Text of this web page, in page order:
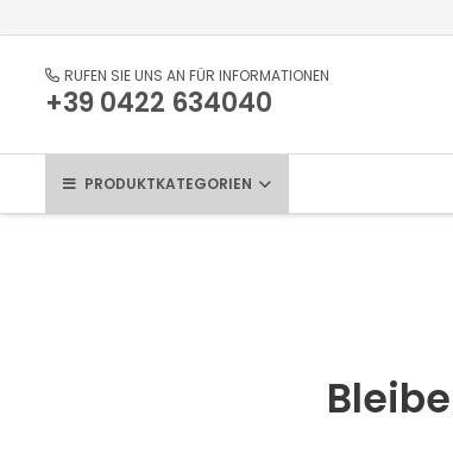
RUFEN SIE UNS AN FÜR INFORMATIONEN
+39 0422 634040
PRODUKTKATEGORIEN